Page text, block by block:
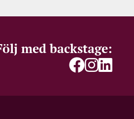
med backstage: